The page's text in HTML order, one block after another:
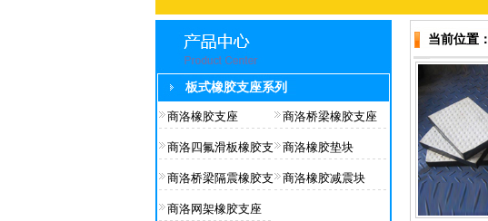
板式橡胶支座系列
商洛橡胶支座 商洛桥梁橡胶支座
商洛四氟滑板橡胶支 商洛橡胶垫块
商洛桥梁隔震橡胶支 商洛橡胶减震块
商洛网架橡胶支座
当前位置：